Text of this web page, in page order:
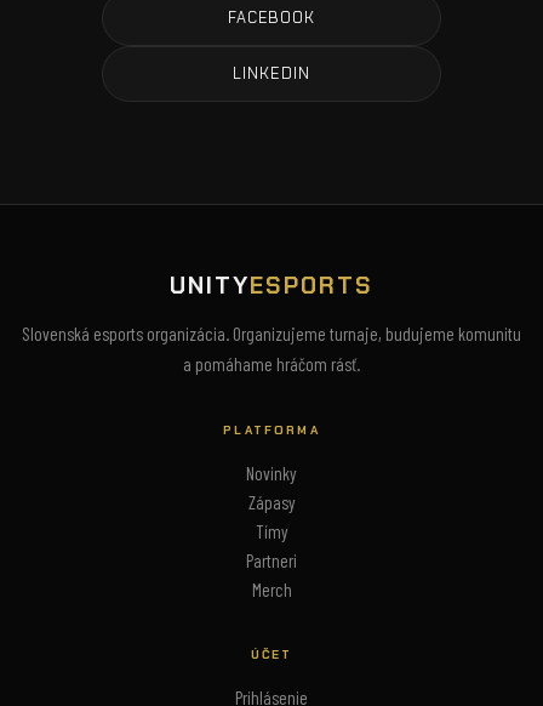
FACEBOOK
LINKEDIN
UNITYESPORTS
Slovenská esports organizácia. Organizujeme turnaje, budujeme komunitu
a pomáhame hráčom rásť.
PLATFORMA
Novinky
Zápasy
Tímy
Partneri
Merch
ÚČET
Prihlásenie